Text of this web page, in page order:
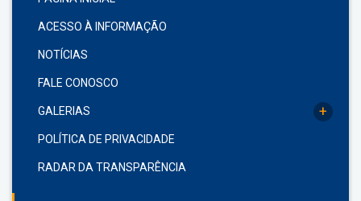
ACESSO À INFORMAÇÃO
NOTÍCIAS
FALE CONOSCO
GALERIAS +
POLÍTICA DE PRIVACIDADE
RADAR DA TRANSPARÊNCIA